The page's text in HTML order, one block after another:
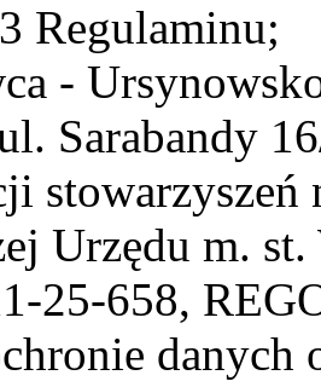
Regulaminu;
-
Sarabandy
stowarzyszeń
Urzędu m.
25-658,
danych